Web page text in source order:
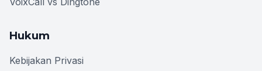
Hukum
Kebijakan Privasi